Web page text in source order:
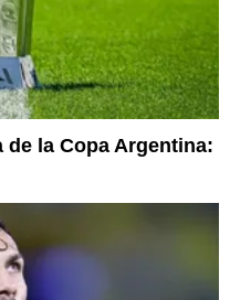
la Copa Argentina: